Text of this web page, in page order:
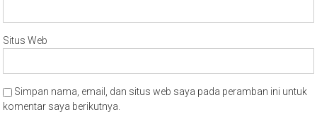
Situs Web
Simpan nama, email, dan situs web saya pada peramban ini untuk
komentar saya berikutnya.